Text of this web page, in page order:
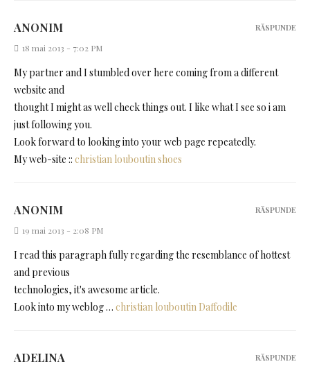
ANONIM
18 mai 2013 - 7:02 PM
My partner and I stumbled over here coming from a different
website and
thought I might as well check things out. I like what I see so i am
just following you.
Look forward to looking into your web page repeatedly.
My web-site :: christian louboutin shoes
RĂSPUNDE
ANONIM
19 mai 2013 - 2:08 PM
I read this paragraph fully regarding the resemblance of hottest
and previous
technologies, it's awesome article.
Look into my weblog … christian louboutin Daffodile
RĂSPUNDE
ADELINA RĂSPUNDE